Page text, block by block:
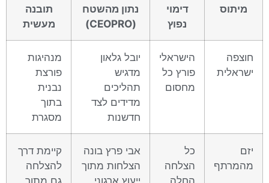
דימוי
נתון מהשטח
(CEOPRO)
תובנה
מעשית
הישראלי
פורץ כל
יובל גלאון
מדגיש
תהליכים
מדידים לצד
מנהיגות
בתוך
הצלחה
אבי פרץ בונה
הצלחות מתוך
ייעוץ ארגוני
קיימת דרך
להצלחה
גם מתוך